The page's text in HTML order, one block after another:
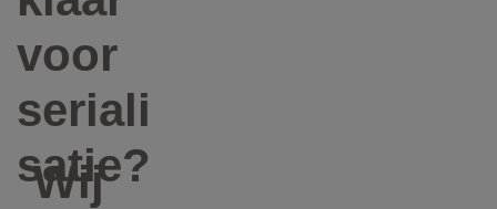
voor
seriali
satie?
Wij